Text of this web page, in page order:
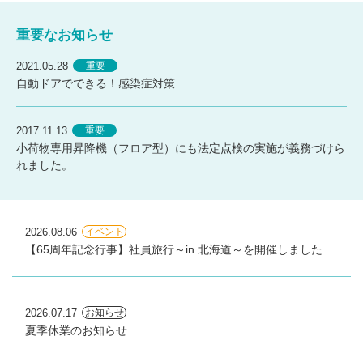
重要なお知らせ
2021.05.28 重要
自動ドアでできる！感染症対策
2017.11.13 重要
小荷物専用昇降機（フロア型）にも法定点検の実施が義務づけら
れました。
2026.08.06 イベント
【65周年記念行事】社員旅行～in 北海道～を開催しました
2026.07.17 お知らせ
夏季休業のお知らせ